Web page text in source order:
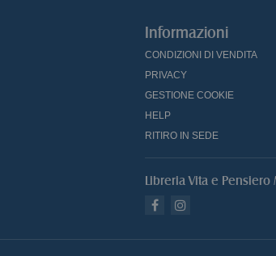
Informazioni
CONDIZIONI DI VENDITA
PRIVACY
GESTIONE COOKIE
HELP
RITIRO IN SEDE
Libreria Vita e Pensiero